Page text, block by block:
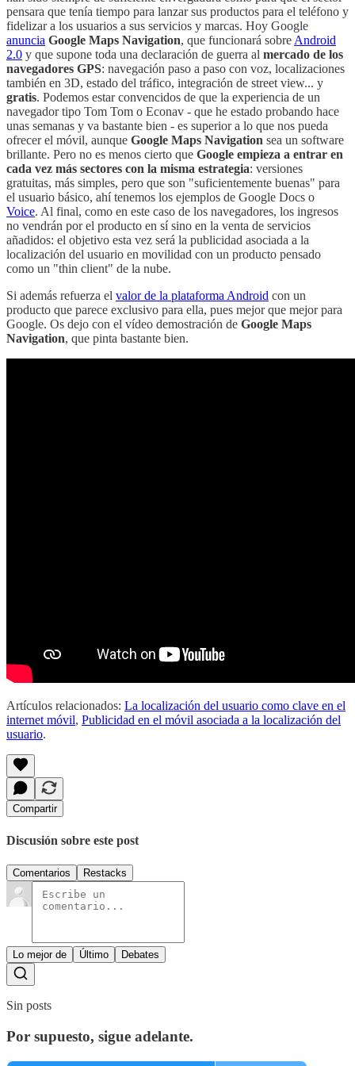
pensara que tenía tiempo para lanzar sus productos para el teléfono y
fidelizar a los usuarios a sus servicios y marcas. Hoy Google
anuncia Google Maps Navigation, que funcionará sobre Android
2.0 y que supone toda una declaración de guerra al mercado de los
navegadores GPS: navegación paso a paso con voz, localizaciones
también en 3D, estado del tráfico, integración de street view... y
gratis. Podemos estar convencidos de que la experiencia de un
navegador tipo Tom Tom o Econav - que he estado probando hace
unas semanas y va bastante bien - es superior a lo que nos pueda
ofrecer el móvil, aunque Google Maps Navigation sea un software
brillante. Pero no es menos cierto que Google empieza a entrar en
cada vez más sectores con la misma estrategia: versiones
gratuitas, más simples, pero que son "suficientemente buenas" para
el usuario básico, ahí tenemos los ejemplos de Google Docs o
Voice. Al final, como en este caso de los navegadores, los ingresos
no vendrán por el producto en sí sino en la venta de servicios
añadidos: el objetivo esta vez será la publicidad asociada a la
localización del usuario en movilidad con un producto pensado
como un "thin client" de la nube.
Si además refuerza el valor de la plataforma Android con un
producto que parece exclusivo para ella, pues mejor que mejor para
Google. Os dejo con el vídeo demostración de Google Maps
Navigation, que pinta bastante bien.
Artículos relacionados: La localización del usuario como clave en el
internet móvil, Publicidad en el móvil asociada a la localización del
usuario.
Compartir
Discusión sobre este post
Comentarios Restacks
Lo mejor de Último Debates
Sin posts
Por supuesto, sigue adelante.